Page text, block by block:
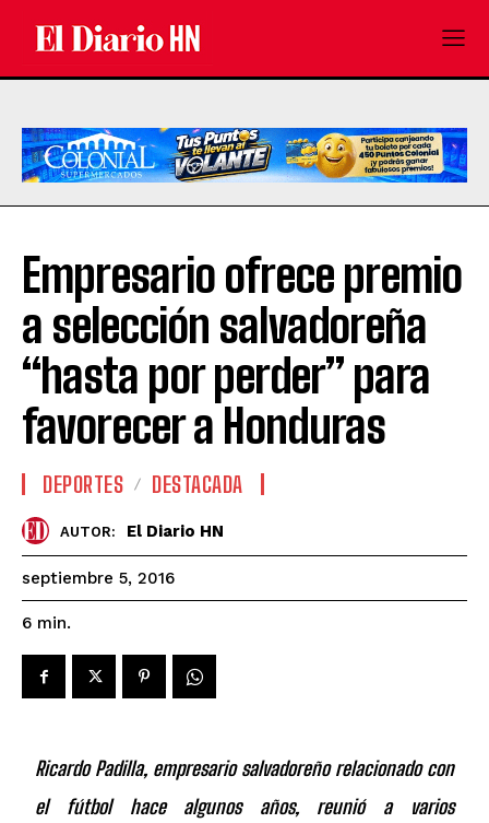
Empresario ofrece premio
a selección salvadoreña
“hasta por perder” para
favorecer a Honduras
DEPORTES DESTACADA
AUTOR: El Diario HN
septiembre 5, 2016
6 min.
Ricardo Padilla, empresario salvadoreño relacionado con
el fútbol hace algunos años, reunió a varios